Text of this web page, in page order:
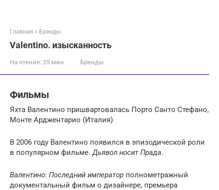
Главная » Бренды
Valentino. изысканность
На чтение: 25 мин Бренды
Фильмы
Яхта Валентино пришвартовалась Порто Санто Стефано,
Монте Арджентарио (Италия)
В 2006 году Валентино появился в эпизодической роли
в популярном фильме.Дьявол носит Прада.
Валентино: Последний император полнометражный
документальный фильм о дизайнере, премьера